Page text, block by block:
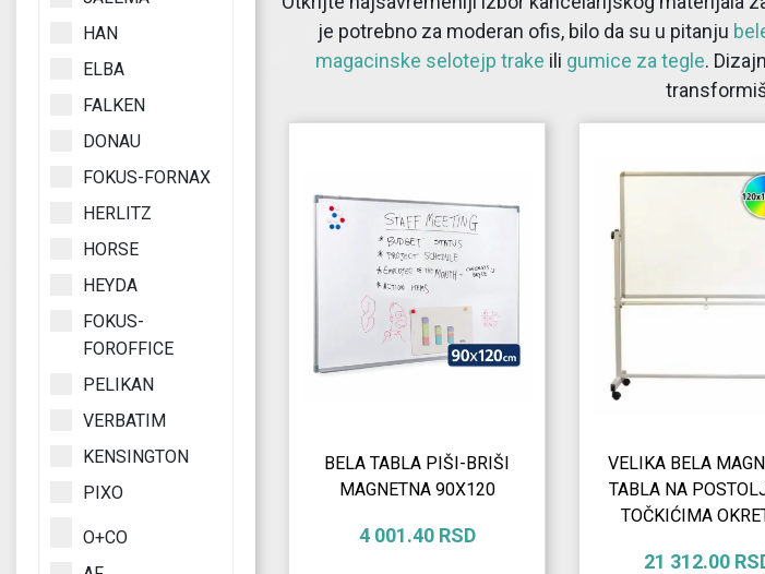
HAN
ELBA
FALKEN
DONAU
FOKUS-FORNAX
HERLITZ
HORSE
HEYDA
FOKUS-
FOROFFICE
PELIKAN
VERBATIM
KENSINGTON
PIXO
O+CO
je potrebno za moderan ofis, bilo da su u pitanju
magacinske selotejp trake ili gumice za tegle.
BELA TABLA PIŠI-BRIŠI
MAGNETNA 90X120
4 001.40 RSD
VELIKA BELA
TABLA NA
TOČKIĆIMA
21 312.00